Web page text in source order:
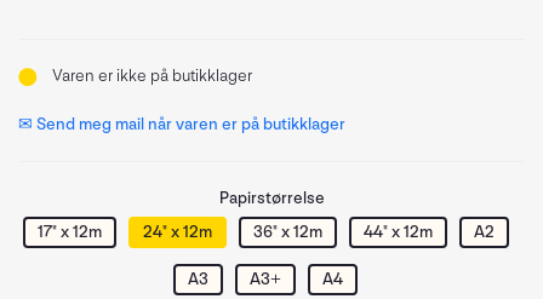
Varen er ikke på butikklager
✉ Send meg mail når varen er på butikklager
Papirstørrelse
17" x 12m
24" x 12m 36" x 12m 44" x 12m A2
A3 A3+ A4